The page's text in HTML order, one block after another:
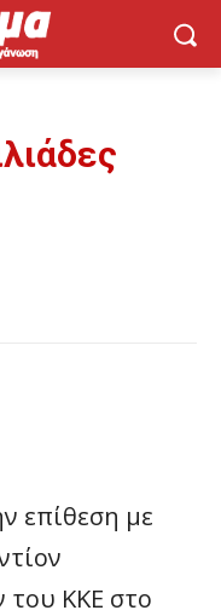
επίθεση με
του ΚΚΕ στο